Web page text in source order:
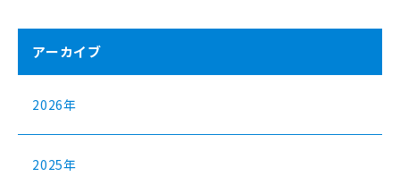
アーカイブ
2026年
2025年